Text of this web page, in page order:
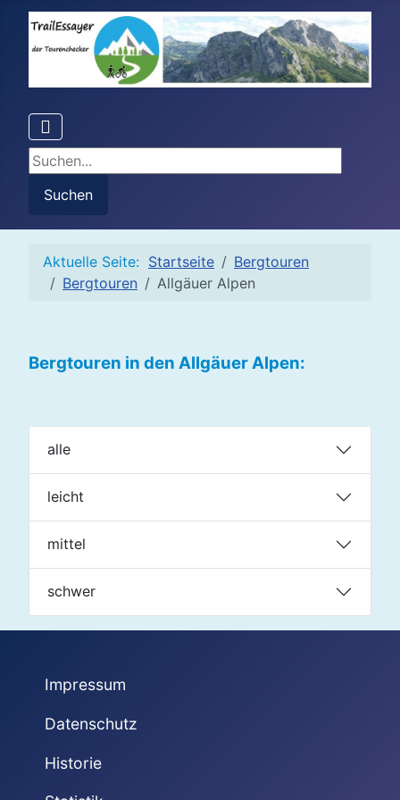
Suchen...
Suchen
Aktuelle Seite: Startseite
Bergtouren
Bergtouren
Allgäuer Alpen
Bergtouren in den Allgäuer Alpen:
alle
leicht
mittel
schwer
Impressum
Datenschutz
Historie